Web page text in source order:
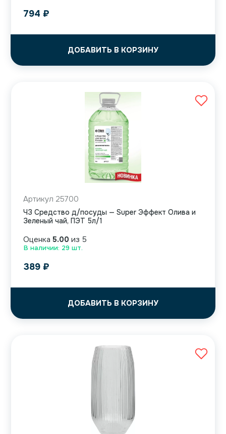
794 ₽
ДОБАВИТЬ В КОРЗИНУ
В наличии: 29 шт.
Артикул 25700
ЧЗ Средство д/посуды — Super Эффект Олива и
Зеленый чай, ПЭТ 5л/1
Оценка 5.00 из 5
389 ₽
ДОБАВИТЬ В КОРЗИНУ